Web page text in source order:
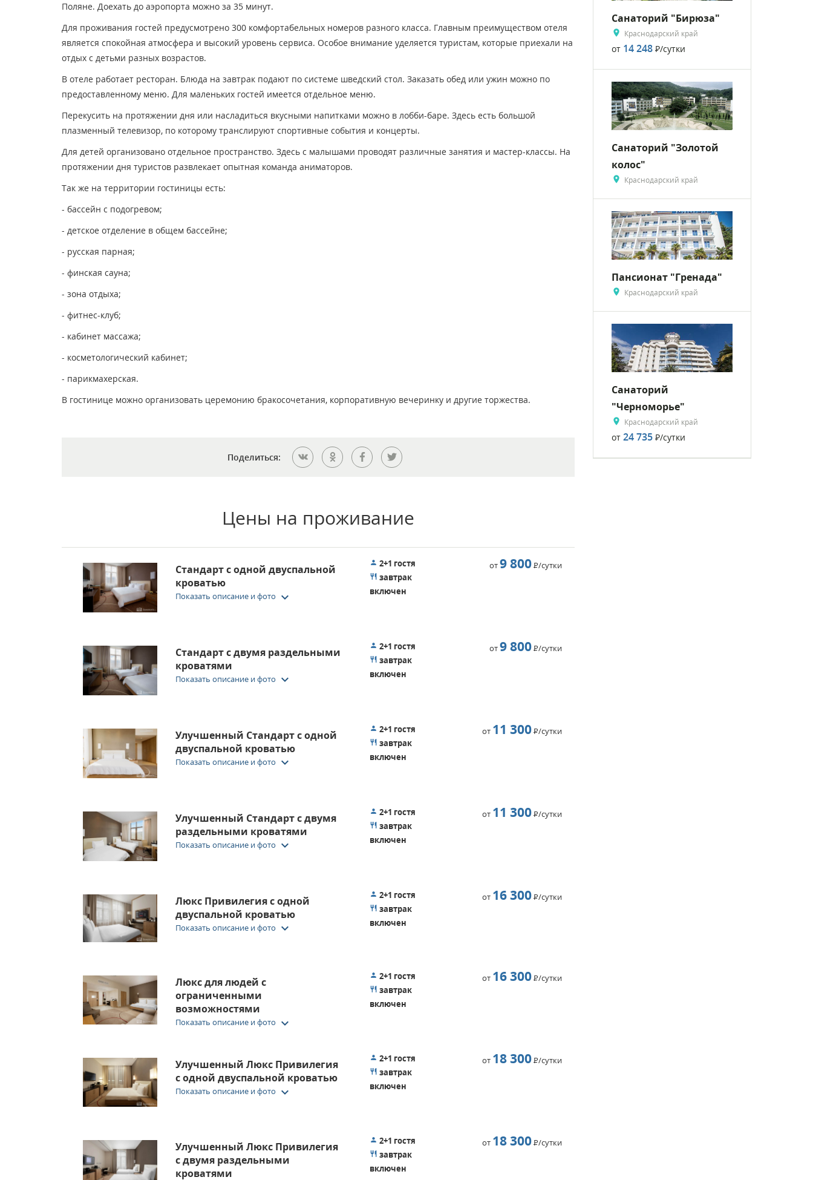
Поляне. Доехать до аэропорта можно за 35 минут.
Для проживания гостей предусмотрено 300 комфортабельных номеров разного класса. Главным преимуществом отеля
является спокойная атмосфера и высокий уровень сервиса. Особое внимание уделяется туристам, которые приехали на
отдых с детьми разных возрастов.
В отеле работает ресторан. Блюда на завтрак подают по системе шведский стол. Заказать обед или ужин можно по
предоставленному меню. Для маленьких гостей имеется отдельное меню.
Перекусить на протяжении дня или насладиться вкусными напитками можно в лобби-баре. Здесь есть большой
плазменный телевизор, по которому транслируют спортивные события и концерты.
Для детей организовано отдельное пространство. Здесь с малышами проводят различные занятия и мастер-классы. На
протяжении дня туристов развлекает опытная команда аниматоров.
Так же на территории гостиницы есть:
- бассейн с подогревом;
- детское отделение в общем бассейне;
- русская парная;
- финская сауна;
- зона отдыха;
- фитнес-клуб;
- кабинет массажа;
- косметологический кабинет;
- парикмахерская.
В гостинице можно организовать церемонию бракосочетания, корпоративную вечеринку и другие торжества.
Поделиться:
Цены на проживание
Стандарт с одной двуспальной
кроватью
Показать описание и фото keyboard_arrow_down
2+1 гостя
завтрак
включен
от9 800Р/сутки
Стандарт с двумя раздельными
кроватями
Показать описание и фото keyboard_arrow_down
2+1 гостя
завтрак
включен
от9 800Р/сутки
Улучшенный Стандарт с одной
двуспальной кроватью
Показать описание и фото keyboard_arrow_down
2+1 гостя
завтрак
включен
от 11 300Р/сутки
Улучшенный Стандарт с двумя
раздельными кроватями
Показать описание и фото keyboard_arrow_down
2+1 гостя
завтрак
включен
от 11 300Р/сутки
Люкс Привилегия с одной
двуспальной кроватью
Показать описание и фото keyboard_arrow_down
2+1 гостя
завтрак
включен
от 16 300Р/сутки
Люкс для людей с
ограниченными
возможностями
Показать описание и фото keyboard_arrow_down
2+1 гостя
завтрак
включен
от 16 300Р/сутки
Улучшенный Люкс Привилегия
с одной двуспальной кроватью
Показать описание и фото keyboard_arrow_down
2+1 гостя
завтрак
включен
от 18 300Р/сутки
Улучшенный Люкс Привилегия
с двумя раздельными
кроватями
2+1 гостя
завтрак
включен
от 18 300Р/сутки
Санаторий "Бирюза"
Краснодарский край
от 14 248 Р/сутки
Санаторий "Золотой
колос"
Краснодарский край
Пансионат "Гренада"
Краснодарский край
Санаторий
"Черноморье"
Краснодарский край
от 24 735 Р/сутки